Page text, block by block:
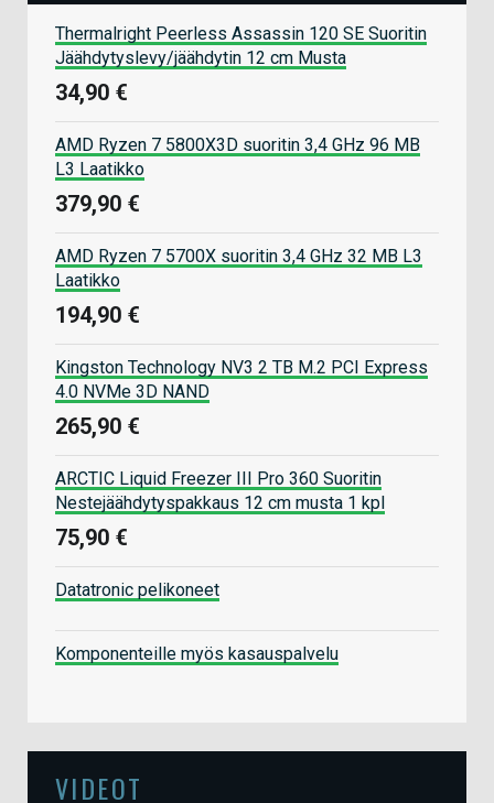
Thermalright Peerless Assassin 120 SE Suoritin
Jäähdytyslevy/jäähdytin 12 cm Musta
34,90 €
AMD Ryzen 7 5800X3D suoritin 3,4 GHz 96 MB
L3 Laatikko
379,90 €
AMD Ryzen 7 5700X suoritin 3,4 GHz 32 MB L3
Laatikko
194,90 €
Kingston Technology NV3 2 TB M.2 PCI Express
4.0 NVMe 3D NAND
265,90 €
ARCTIC Liquid Freezer III Pro 360 Suoritin
Nestejäähdytyspakkaus 12 cm musta 1 kpl
75,90 €
Datatronic pelikoneet
Komponenteille myös kasauspalvelu
VIDEOT